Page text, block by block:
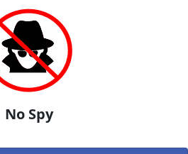
No Spy